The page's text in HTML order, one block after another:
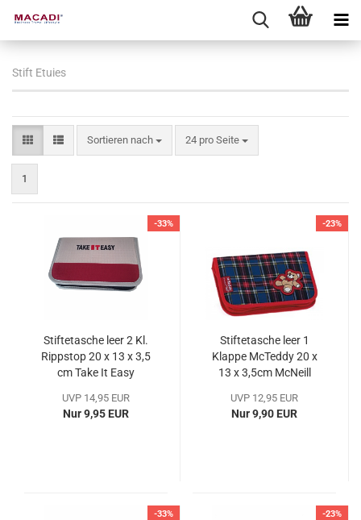
Stift Etuies
Sortieren nach
Sortieren nach 24 pro Seite
pro Seite
1
-33%
Stiftetasche leer 2 Kl.
Rippstop 20 x 13 x 3,5
cm Take It Easy
UVP 14,95 EUR
Nur 9,95 EUR
-23%
Stiftetasche leer 1
Klappe McTeddy 20 x
13 x 3,5cm McNeill
UVP 12,95 EUR
Nur 9,90 EUR
-33% -23%